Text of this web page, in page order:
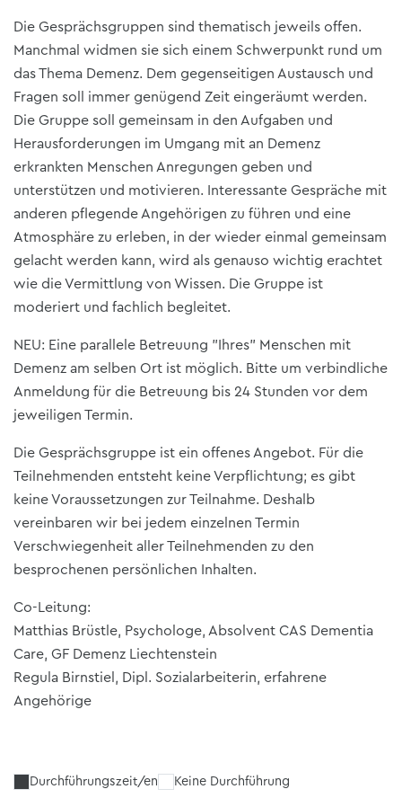
Die Gesprächsgruppen sind thematisch jeweils offen.
Manchmal widmen sie sich einem Schwerpunkt rund um
das Thema Demenz. Dem gegenseitigen Austausch und
Fragen soll immer genügend Zeit eingeräumt werden.
Die Gruppe soll gemeinsam in den Aufgaben und
Herausforderungen im Umgang mit an Demenz
erkrankten Menschen Anregungen geben und
unterstützen und motivieren. Interessante Gespräche mit
anderen pflegende Angehörigen zu führen und eine
Atmosphäre zu erleben, in der wieder einmal gemeinsam
gelacht werden kann, wird als genauso wichtig erachtet
wie die Vermittlung von Wissen. Die Gruppe ist
moderiert und fachlich begleitet.
NEU: Eine parallele Betreuung "Ihres" Menschen mit
Demenz am selben Ort ist möglich. Bitte um verbindliche
Anmeldung für die Betreuung bis 24 Stunden vor dem
jeweiligen Termin.
Die Gesprächsgruppe ist ein offenes Angebot. Für die
Teilnehmenden entsteht keine Verpflichtung; es gibt
keine Voraussetzungen zur Teilnahme. Deshalb
vereinbaren wir bei jedem einzelnen Termin
Verschwiegenheit aller Teilnehmenden zu den
besprochenen persönlichen Inhalten.
Co-Leitung:
Matthias Brüstle, Psychologe, Absolvent CAS Dementia
Care, GF Demenz Liechtenstein
Regula Birnstiel, Dipl. Sozialarbeiterin, erfahrene
Angehörige
Durchführungszeit/en Keine Durchführung